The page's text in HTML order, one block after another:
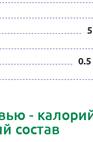
-
состав